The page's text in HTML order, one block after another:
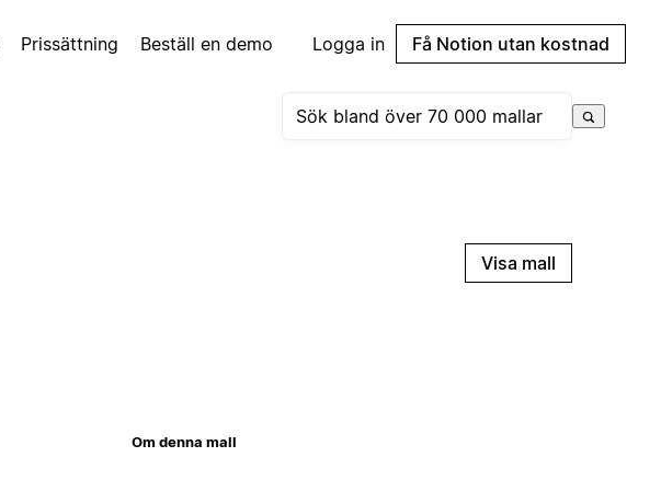
Prissättning Beställ en demo Logga in Få Notion utan kostnad
Visa mall
Om denna mall